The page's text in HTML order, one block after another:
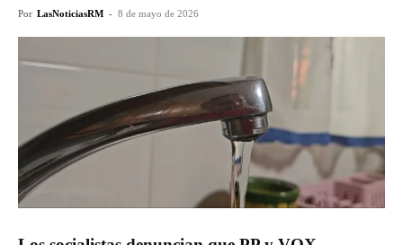
Por LasNoticiasRM - 8 de mayo de 2026